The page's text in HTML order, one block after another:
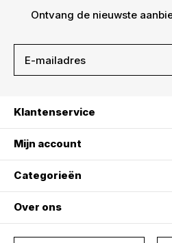
Ontvang de nieuwste
Klantenservice
Mijn account
Categorieën
Over ons